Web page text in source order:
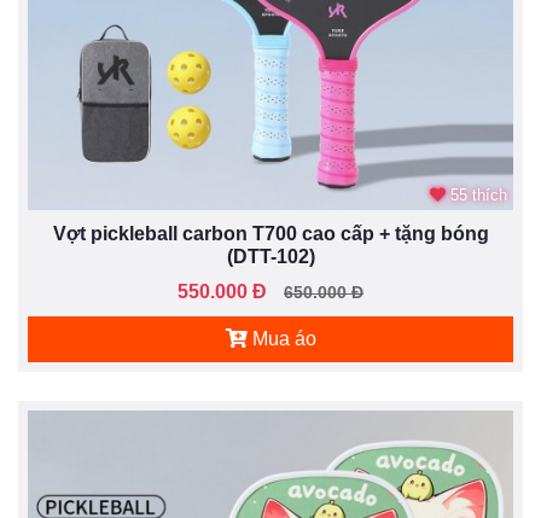
55 thích
Vợt pickleball carbon T700 cao cấp + tặng bóng
(DTT-102)
550.000 Đ
650.000 Đ
Mua áo